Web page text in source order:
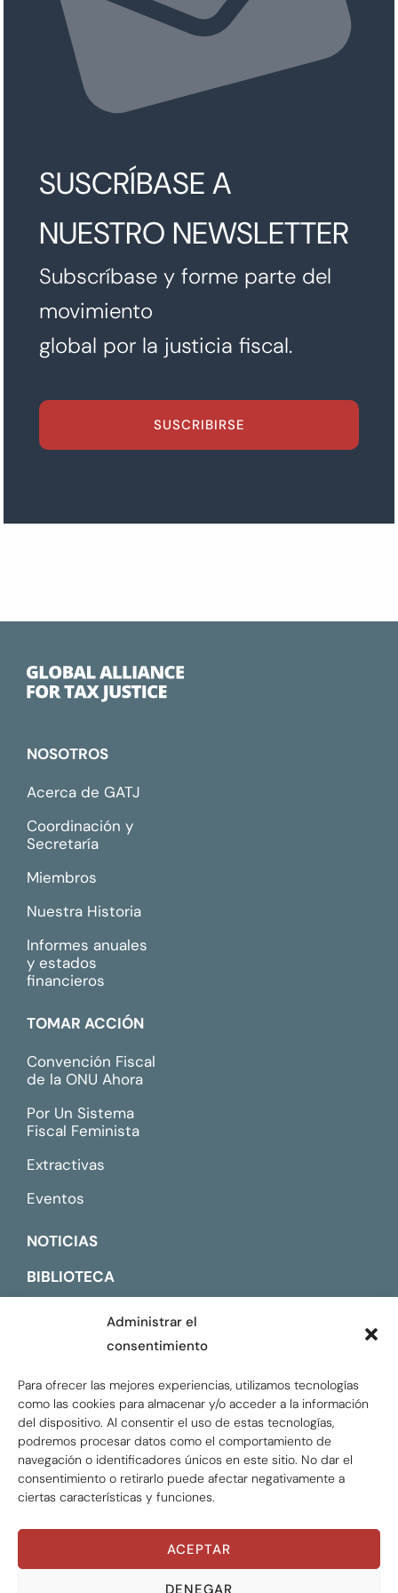
Administrar el
consentimiento
Para ofrecer las mejores experiencias, utilizamos tecnologías
como las cookies para almacenar y/o acceder a la información
del dispositivo. Al consentir el uso de estas tecnologías,
podremos procesar datos como el comportamiento de
navegación o identificadores únicos en este sitio. No dar el
consentimiento o retirarlo puede afectar negativamente a
ciertas características y funciones.
ACEPTAR
DENEGAR
SUSCRÍBASE A
NUESTRO NEWSLETTER
Subscríbase y forme parte del
movimiento
global por la justicia fiscal.
SUSCRIBIRSE
NOSOTROS
Acerca de GATJ
Coordinación y
Secretaría
Miembros
Nuestra Historia
Informes anuales
y estados
financieros
TOMAR ACCIÓN
Convención Fiscal
de la ONU Ahora
Por Un Sistema
Fiscal Feminista
Extractivas
Eventos
NOTICIAS
BIBLIOTECA
Global Tax Justice © 2026. Todos los derechos
Privacy policy